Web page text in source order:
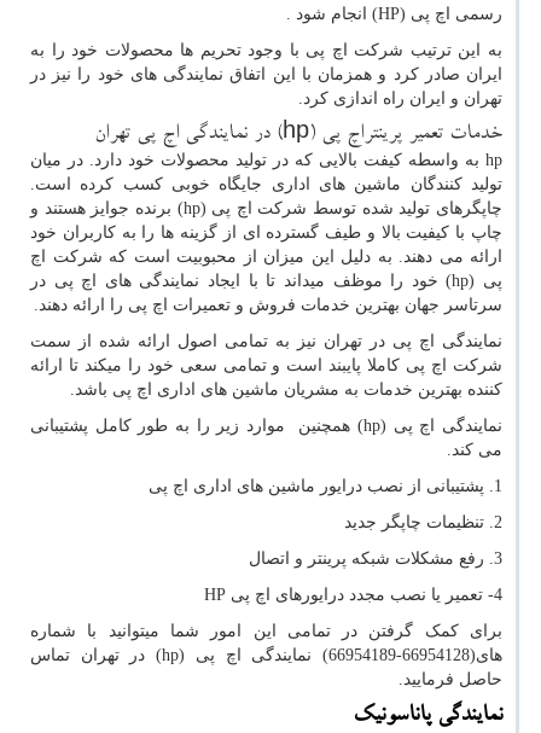
رسمی اچ پی (HP) انجام شود .
به این ترتیب شرکت اچ پی با وجود تحریم ها محصولات خود را به
ایران صادر کرد و همزمان با این اتفاق نمایندگی های خود را نیز در
تهران و ایران راه اندازی کرد.
خدمات تعمیر پرینتراچ پی hp)) در نمایندگی اچ پی تهران
hp به واسطه کیفت بالایی که در تولید محصولات خود دارد. در میان
تولید کنندگان ماشین های اداری جایگاه خوبی کسب کرده است.
چاپگرهای تولید شده توسط شرکت اچ پی hp)) برنده جوایز هستند و
چاپ با کیفیت بالا و طیف گسترده ای از گزینه ها را به کاربران خود
ارائه می دهند. به دلیل این میزان از محبوبیت است که شرکت اچ
پی hp)) خود را موظف میداند تا با ایجاد نمایندگی های اچ پی در
سرتاسر جهان بهترین خدمات فروش و تعمیرات اچ پی را ارائه دهند.
نمایندگی اچ پی در تهران نیز به تمامی اصول ارائه شده از سمت
شرکت اچ پی کاملا پایبند است و تمامی سعی خود را میکند تا ارائه
کننده بهترین خدمات به مشریان ماشین های اداری اچ پی باشد.
نمایندگی اچ پی hp)) همچنین موارد زیر را به طور کامل پشتیبانی
می کند.
1. پشتیبانی از نصب درایور ماشین های اداری اچ پی
2. تنظیمات چاپگر جدید
3. رفع مشکلات شبکه پرینتر و اتصال
4- تعمیر یا نصب مجدد درایورهای اچ پی
HP
برای کمک گرفتن در تمامی این امور شما میتوانید با شماره
های(66954128-66954189) نمایندگی اچ پی
hp)) در تهران تماس
حاصل فرمایید.
نمایندگی پاناسونیک